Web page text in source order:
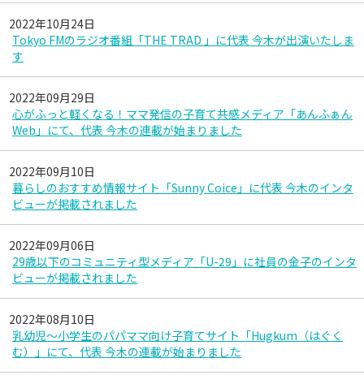
2022年10月24日
Tokyo FMのラジオ番組「THE TRAD 」に代表 今木が出演いたしま
す
2022年09月29日
心がふっと軽くなる！ママ発信の子育て共感メディア「あんふぁん
Web」にて、代表 今木の連載が始まりました
2022年09月10日
暮らしのおすすめ情報サイト「Sunny Coice」に代表 今木のインタ
ビューが掲載されました
2022年09月06日
29歳以下のコミュニティ型メディア「U-29」に社員の金子のインタ
ビューが掲載されました
2022年08月10日
乳幼児〜小学生のパパママ向け子育てサイト「Hugkum（はぐく
む）」にて、代表 今木の連載が始まりました